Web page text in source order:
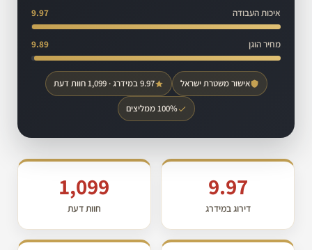
איכות העבודה 9.97
מחיר הוגן 9.89
אישור משטרת ישראל 9.97 במידרג · 1,099 חוות דעת
100% ממליצים
9.97
דירוג במידרג
1,099
חוות דעת